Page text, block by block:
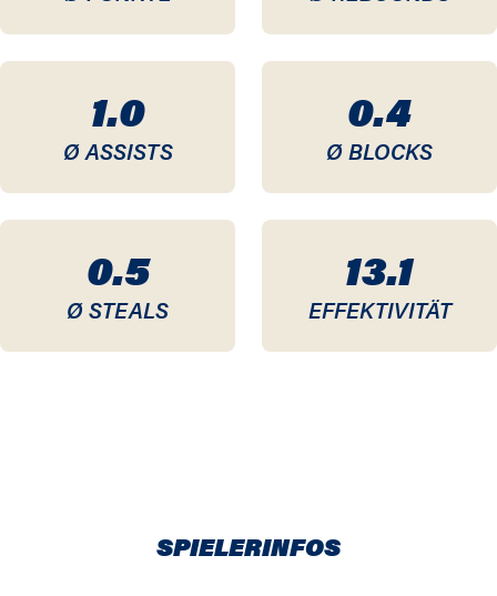
1.0
Ø ASSISTS
0.4
Ø BLOCKS
0.5
Ø STEALS
13.1
EFFEKTIVITÄT
SPIELERINFOS